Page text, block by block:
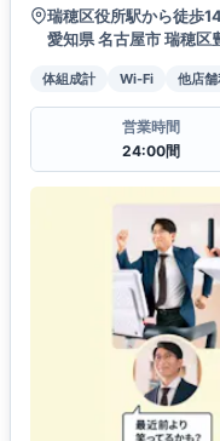
瑞穂区役所駅から徒歩
愛知県 名古屋市 瑞穂
体組成計 Wi-Fi 他店舗
営業時間
24:00間